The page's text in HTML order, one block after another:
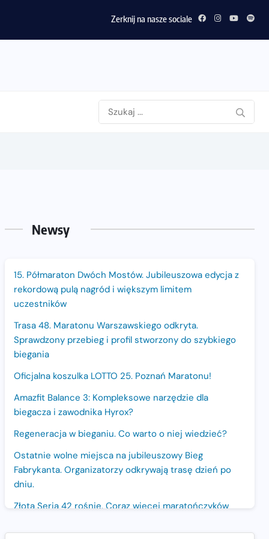
Zerknij na nasze sociale
Newsy
15. Półmaraton Dwóch Mostów. Jubileuszowa edycja z
rekordową pulą nagród i większym limitem
uczestników
Trasa 48. Maratonu Warszawskiego odkryta.
Sprawdzony przebieg i profil stworzony do szybkiego
biegania
Oficjalna koszulka LOTTO 25. Poznań Maratonu!
Amazfit Balance 3: Kompleksowe narzędzie dla
biegacza i zawodnika Hyrox?
Regeneracja w bieganiu. Co warto o niej wiedzieć?
Ostatnie wolne miejsca na jubileuszowy Bieg
Fabrykanta. Organizatorzy odkrywają trasę dzień po
dniu.
Złota Seria 42 rośnie. Coraz więcej maratończyków
Polsce